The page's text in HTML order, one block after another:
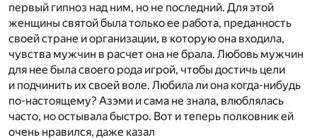
первый гипноз над ним, но не последний. Для этой
женщины святой была только ее работа, преданность
своей стране и организации, в которую она входила,
чувства мужчин в расчет она не брала. Любовь мужчин
для нее была своего рода игрой, чтобы достичь цели
и подчинить их своей воле. Любила ли она когда-нибудь
по-настоящему? Азэми и сама не знала, влюблялась
часто, но остывала быстро. Вот и теперь полковник ей
очень нравился, даже казал